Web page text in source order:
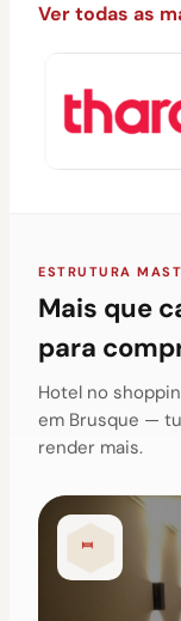
Ver todas as
ESTRUTURA
Mais que
para
Hotel no
em Brusque —
render mais.